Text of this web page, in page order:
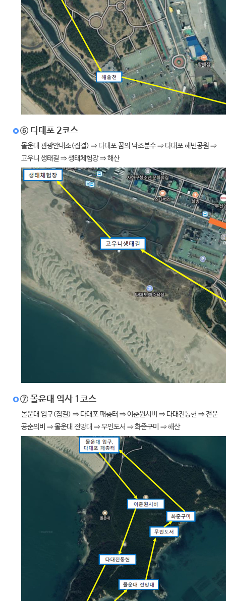
⑥ 다대포 2코스
몰운대 관광안내소(집결) ⇒ 다대포 꿈의 낙조분수 ⇒ 다대포 해변공원 ⇒
고우니 생태길 ⇒ 생태체험장 ⇒ 해산
⑦ 몰운대 역사 1코스
몰운대 입구(집결) ⇒ 다대포 패총터 ⇒ 이춘원시비 ⇒ 다대진동헌 ⇒ 전운
공순의비 ⇒ 몰운대 전망대 ⇒ 무인도서 ⇒ 화준구미 ⇒ 해산